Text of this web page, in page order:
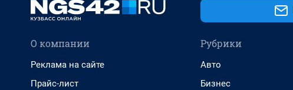
О компании
Реклама на сайте
Прайс-лист
Рубрики
Авто
Бизнес